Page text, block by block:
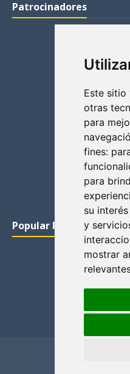
Este
otras
para
fines:
para
su
y
mostrar
Patrocinadores
Popular Posts